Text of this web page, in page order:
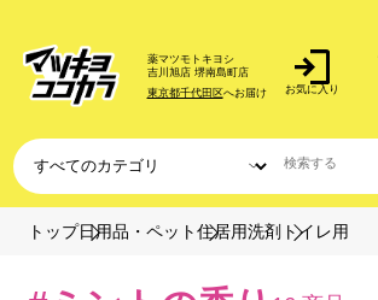
薬マツモトキヨシ
吉川旭店 堺南島町店
東京都千代田区へお届け お気に入り
トップ日用品・ペット 住居用洗剤 トイレ用